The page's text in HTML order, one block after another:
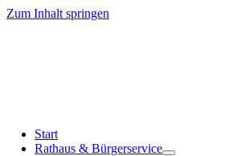
Zum Inhalt springen
Start
Rathaus & Bürgerservice